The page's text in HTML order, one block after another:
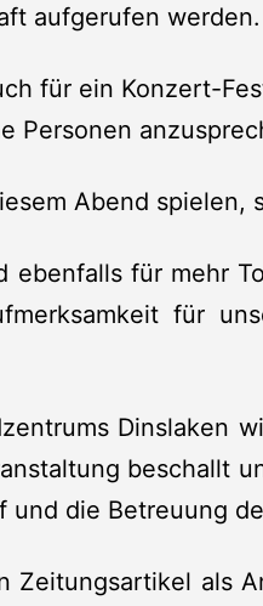
aufgerufen werden.
für ein Konzert-
Personen
Abend
ebenfalls für mehr
für
Dinslaken
beschallt
und die Betreuung
Zeitungsartikel als